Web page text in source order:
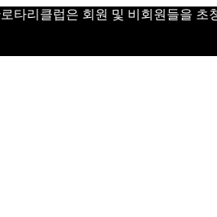
타리클럽은 회원 및 비회원들을 초